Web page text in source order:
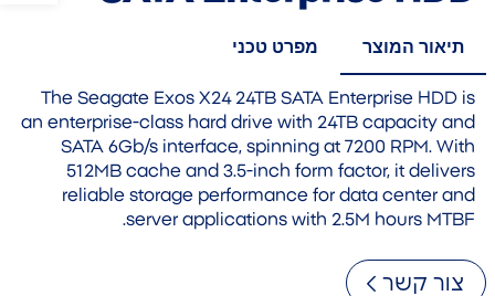
תיאור המוצר מפרט טכני
The Seagate Exos X24 24TB SATA Enterprise HDD is
an enterprise-class hard drive with 24TB capacity and
SATA 6Gb/s interface, spinning at 7200 RPM. With
512MB cache and 3.5-inch form factor, it delivers
reliable storage performance for data center and
server applications with 2.5M hours MTBF.
צור קשר